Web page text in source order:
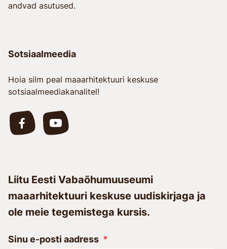
andvad asutused.
Sotsiaalmeedia
Hoia silm peal maaarhitektuuri keskuse
sotsiaalmeediakanalitel!
Liitu Eesti Vabaõhumuuseumi
maaarhitektuuri keskuse uudiskirjaga ja
ole meie tegemistega kursis.
Sinu e-posti aadress